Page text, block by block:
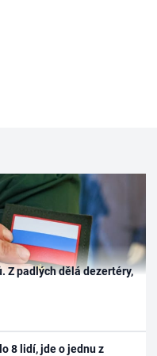
Z padlých dělá dezertéry,
8 lidí, jde o jednu z